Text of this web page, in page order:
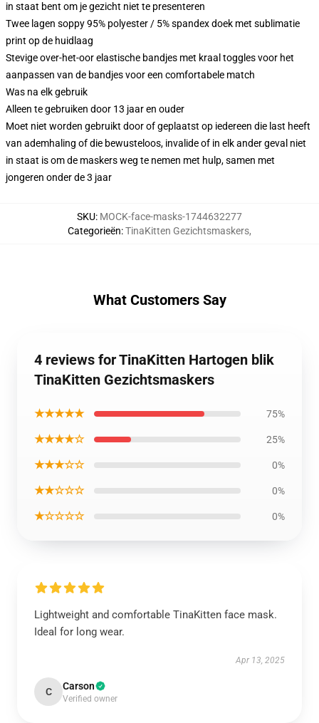
in staat bent om je gezicht niet te presenteren
Twee lagen soppy 95% polyester / 5% spandex doek met sublimatie
print op de huidlaag
Stevige over-het-oor elastische bandjes met kraal toggles voor het
aanpassen van de bandjes voor een comfortabele match
Was na elk gebruik
Alleen te gebruiken door 13 jaar en ouder
Moet niet worden gebruikt door of geplaatst op iedereen die last heeft
van ademhaling of die bewusteloos, invalide of in elk ander geval niet
in staat is om de maskers weg te nemen met hulp, samen met
jongeren onder de 3 jaar
SKU: MOCK-face-masks-1744632277
Categorieën:TinaKitten Gezichtsmaskers,
What Customers Say
4 reviews for TinaKitten Hartogen blik
TinaKitten Gezichtsmaskers
★★★★★ 75%
★★★★☆ 25%
★★★☆☆ 0%
★★☆☆☆ 0%
★☆☆☆☆ 0%
Lightweight and comfortable TinaKitten face mask.
Ideal for long wear.
Apr 13, 2025
C Carson
Verified owner